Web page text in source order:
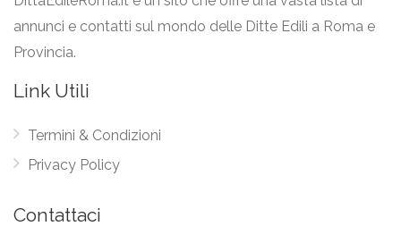
annunci e contatti sul mondo delle Ditte Edili a Roma e
Provincia.
Link Utili
Termini & Condizioni
Privacy Policy
Contattaci